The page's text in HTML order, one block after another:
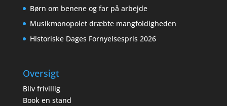
Børn om benene og far på arbejde
Musikmonopolet dræbte mangfoldigheden
Historiske Dages Fornyelsespris 2026
Oversigt
Bliv frivillig
Book en stand